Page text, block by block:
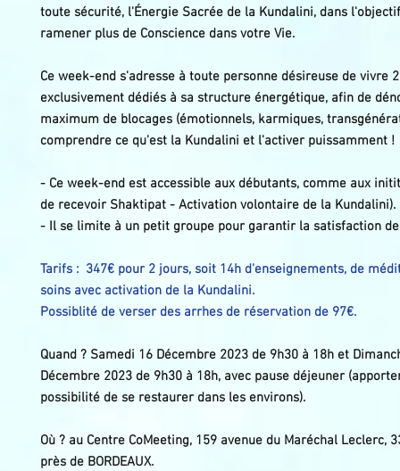
toute sécurité, l'Énergie Sacrée de la Kundalini, dans
ramener plus de Conscience dans votre Vie.
Ce week-end s'adresse à toute personne désireuse de vivre
exclusivement dédiés à sa structure énergétique, afin de
maximum de blocages (émotionnels, karmiques,
comprendre ce qu'est la Kundalini et l'activer puissamment !
- Ce week-end est accessible aux débutants, comme aux
de recevoir Shaktipat - Activation volontaire de la Kundalini).
- Il se limite à un petit groupe pour garantir la satisfaction de
Tarifs : 347€ pour 2 jours, soit 14h d'enseignements, de
soins avec activation de la Kundalini.
Possiblité de verser des arrhes de réservation de 97€.
Quand ? Samedi 16 Décembre 2023 de 9h30 à 18h et
Décembre 2023 de 9h30 à 18h, avec pause déjeuner
possibilité de se restaurer dans les environs).
Où ? au Centre CoMeeting, 159 avenue du Maréchal Leclerc,
près de BORDEAUX.